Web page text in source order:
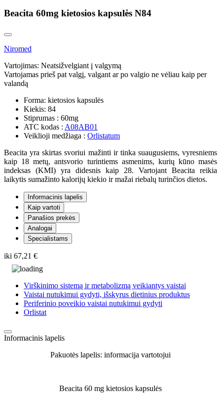
Beacita 60mg kietosios kapsulės N84
Niromed
Vartojimas: Neatsižvelgiant į valgymą
Vartojamas prieš pat valgį, valgant ar po valgio ne vėliau kaip per
valandą
Forma: kietosios kapsulės
Kiekis: 84
Stiprumas : 60mg
ATC kodas : A08AB01
Veiklioji medžiaga : Orlistatum
Beacita yra skirtas svoriui mažinti ir tinka suaugusiems, vyresniems
kaip 18 metų, antsvorio turintiems asmenims, kurių kūno masės
indeksas (KMI) yra didesnis kaip 28. Vartojant Beacita reikia
laikytis sumažinto kalorijų kiekio ir mažai riebalų turinčios dietos.
Informacinis lapelis
Kaip vartoti
Panašios prekės
Analogai
Specialistams
iki 67,21 €
Virškinimo sistemą ir metabolizmą veikiantys vaistai
Vaistai nutukimui gydyti, išskyrus dietinius produktus
Periferinio poveikio vaistai nutukimui gydyti
Orlistat
Informacinis lapelis
Pakuotės lapelis: informacija vartotojui
Beacita 60 mg kietosios kapsulės